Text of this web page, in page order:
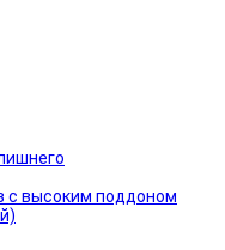
с высоким поддоном